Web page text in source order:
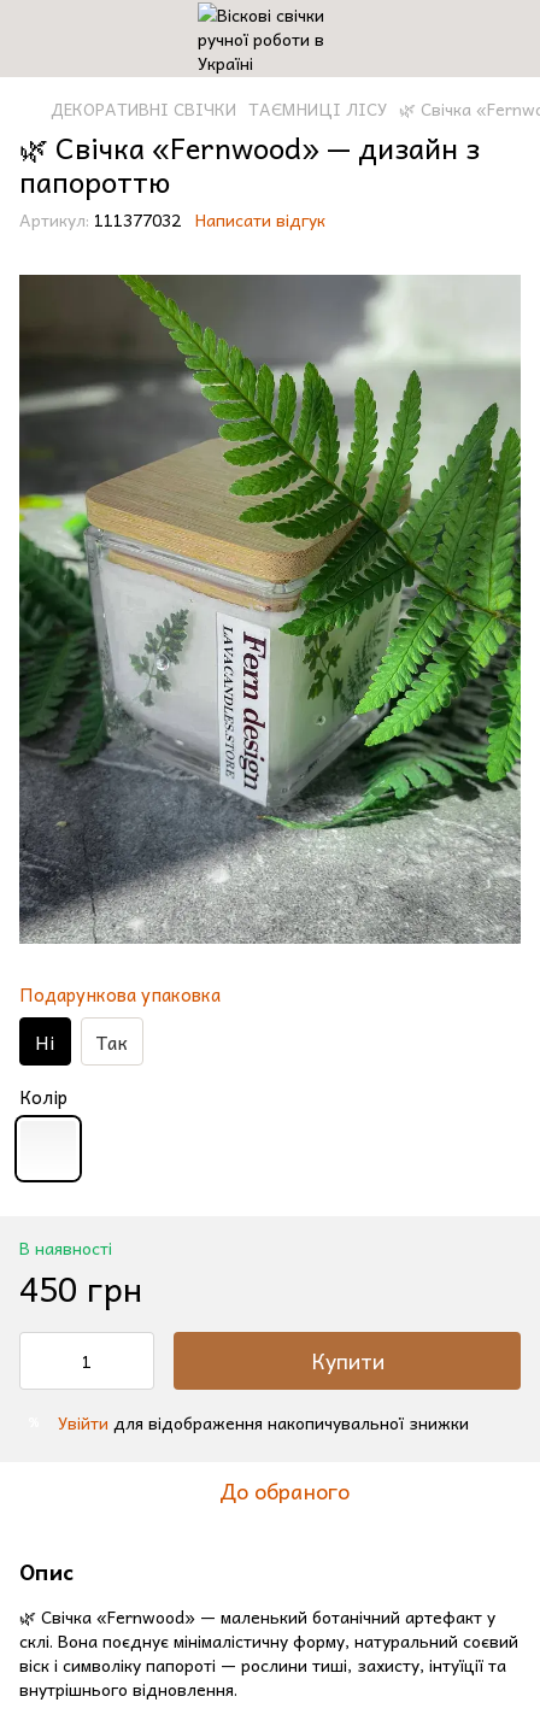
ДЕКОРАТИВНІ СВІЧКИ ТАЄМНИЦІ ЛІСУ 🌿 Свічка
🌿 Свічка «Fernwood» — дизайн з
папороттю
Артикул: 111377032 Написати відгук
Подарункова упаковка
Ні Так
Колір
В наявності
450 грн
Купити
Увійти для відображення накопичувальної знижки
До обраного
Опис
🌿 Свічка «Fernwood» — маленький ботанічний артефакт у
склі. Вона поєднує мінімалістичну форму, натуральний соєвий
віск і символіку папороті — рослини тиші, захисту, інтуїції та
внутрішнього відновлення.